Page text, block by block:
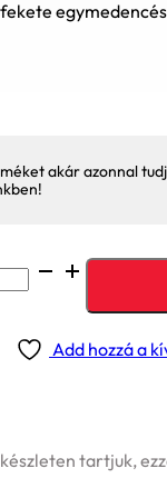
fekete
akár azonnal
Add hozzá a
tartjuk,